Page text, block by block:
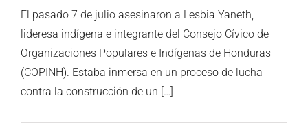
El pasado 7 de julio asesinaron a Lesbia Yaneth,
lideresa indígena e integrante del Consejo Cívico de
Organizaciones Populares e Indígenas de Honduras
(COPINH). Estaba inmersa en un proceso de lucha
contra la construcción de un […]